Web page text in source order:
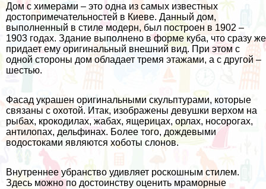
Дом с химерами – это одна из самых известных
достопримечательностей в Киеве. Данный дом,
выполненный в стиле модерн, был построен в 1902 –
1903 годах. Здание выполнено в форме куба, что сразу же
придает ему оригинальный внешний вид. При этом с
одной стороны дом обладает тремя этажами, а с другой –
шестью.
Фасад украшен оригинальными скульптурами, которые
связаны с охотой. Итак, изображены девушки верхом на
рыбах, крокодилах, жабах, ящерицах, орлах, носорогах,
антилопах, дельфинах. Более того, дождевыми
водостоками являются хоботы слонов.
Внутреннее убранство удивляет роскошным стилем.
Здесь можно по достоинству оценить мраморные